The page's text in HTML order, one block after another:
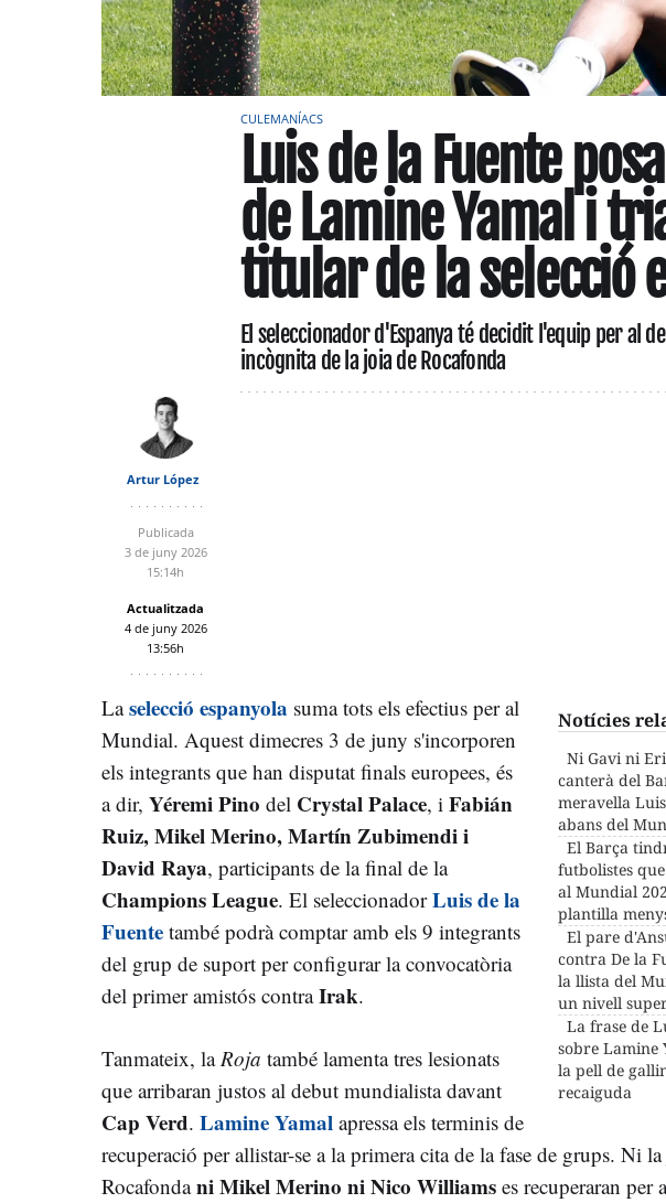
CULEMANÍACS
Luis de la Fuente
de Lamine Yamal i
titular de la selecció
El seleccionador d'Espanya té decidit l'equip per al
incògnita de la joia de Rocafonda
Artur López
Publicada
3 de juny 2026
15:14h
Actualitzada
4 de juny 2026
13:56h
Notícies
Ni Gavi ni
canterà del
meravella
abans del
El Barça
futbolistes
al Mundial
plantilla
El pare
contra De la
la llista del
un nivell
La frase de
sobre Lamine
la pell de
recaiguda
Laselecció espanyola suma tots els efectius per al
Mundial. Aquest dimecres 3 de juny s'incorporen
els integrants que han disputat finals europees, és
a dir, Yéremi Pino del Crystal Palace, i Fabián
Ruiz, Mikel Merino, Martín Zubimendi i
David Raya, participants de la final de la
Champions League. El seleccionadorLuis de la
Fuente també podrà comptar amb els 9 integrants
del grup de suport per configurar la convocatòria
del primer amistós contraIrak.
Tanmateix, laRoja també lamenta tres lesionats
que arribaran justos al debut mundialista davant
Cap Verd. Lamine Yamal apressa els terminis de
recuperació per allistar-se a la primera cita de la fase de grups. Ni
Rocafondani Mikel Merino ni Nico Williams es recuperaran per